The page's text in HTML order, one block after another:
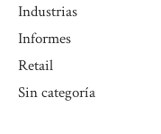
Industrias
Informes
Retail
Sin categoría